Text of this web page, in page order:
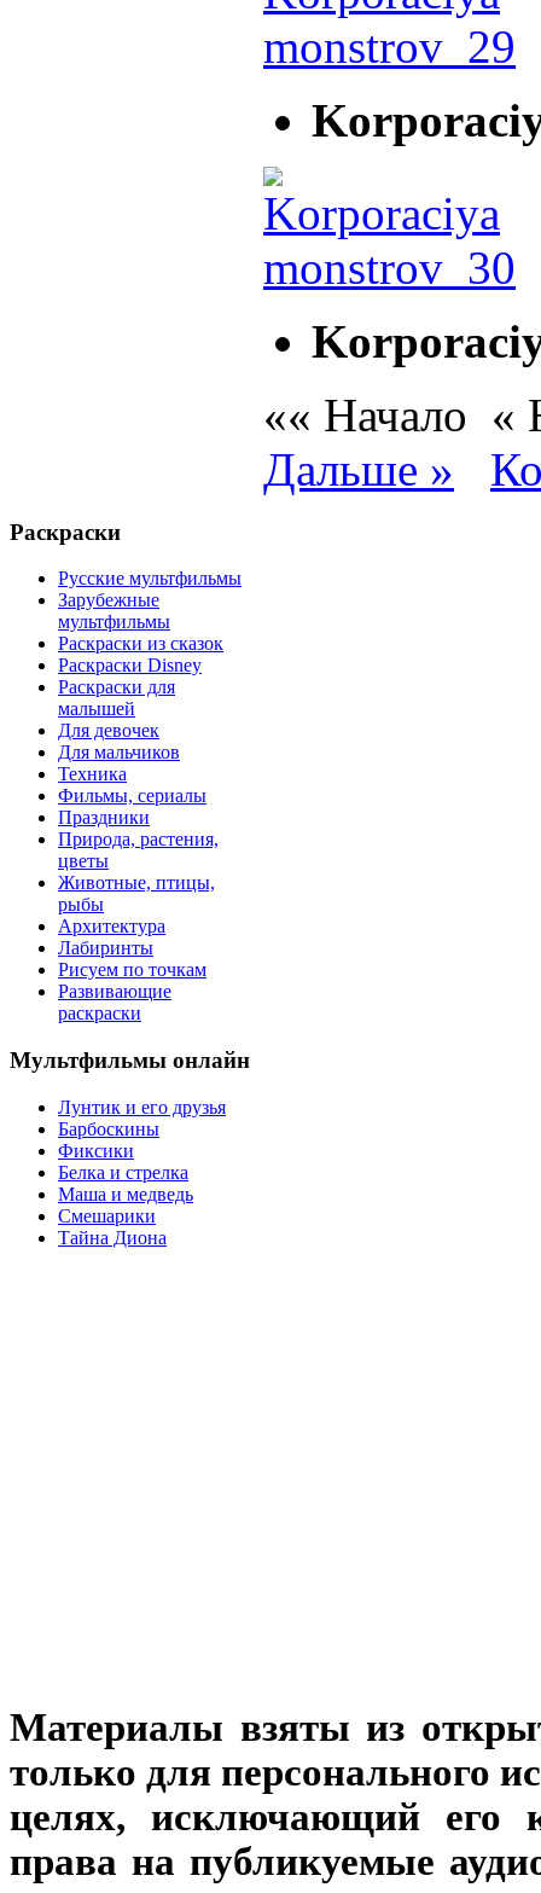
«« Начало «
Дальше »
Раскраски
Русские мультфильмы
Зарубежные
мультфильмы
Раскраски из сказок
Раскраски Disney
Раскраски для
малышей
Для девочек
Для мальчиков
Техника
Фильмы, сериалы
Праздники
Природа, растения,
цветы
Животные, птицы,
рыбы
Архитектура
Лабиринты
Рисуем по точкам
Развивающие
раскраски
Мультфильмы онлайн
Лунтик и его друзья
Барбоскины
Фиксики
Белка и стрелка
Маша и медведь
Смешарики
Тайна Диона
Материалы взяты из
только для персонального
целях, исключающий его
права на публикуемые